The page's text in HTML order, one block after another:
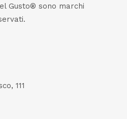
Gusto® sono marchi
111